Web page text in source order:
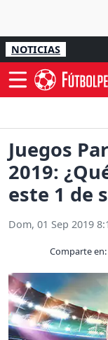
NOTICIAS
Juegos
2019:
este 1 de
Dom, 01 Sep 2019
Comparte en: